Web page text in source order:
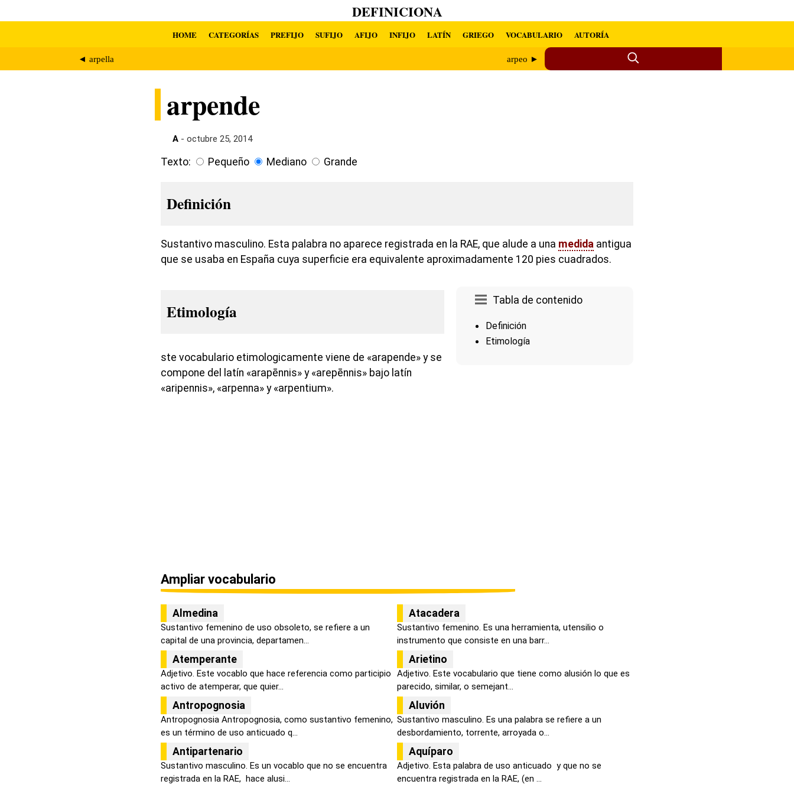
DEFINICIONA
HOME CATEGORÍAS PREFIJO SUFIJO AFIJO INFIJO LATÍN GRIEGO VOCABULARIO AUTORÍA
◄ arpella arpeo ►
arpende
A - octubre 25, 2014
Texto: Pequeño Mediano Grande
Definición
Sustantivo masculino. Esta palabra no aparece registrada en la RAE, que alude a una medida antigua
que se usaba en España cuya superficie era equivalente aproximadamente 120 pies cuadrados.
Tabla de contenido
Definición
Etimología
Etimología
ste vocabulario etimologicamente viene de «arapende» y se
compone del latín «arapēnnis» y «arepēnnis» bajo latín
«aripennis», «arpenna» y «arpentium».
Ampliar vocabulario
Almedina
Sustantivo femenino de uso obsoleto, se refiere a un
capital de una provincia, departamen...
Atacadera
Sustantivo femenino. Es una herramienta, utensilio o
instrumento que consiste en una barr...
Atemperante
Adjetivo. Este vocablo que hace referencia como participio
activo de atemperar, que quier...
Arietino
Adjetivo. Este vocabulario que tiene como alusión lo que es
parecido, similar, o semejant...
Antropognosia
Antropognosia Antropognosia, como sustantivo femenino,
es un término de uso anticuado q...
Aluvión
Sustantivo masculino. Es una palabra se refiere a un
desbordamiento, torrente, arroyada o...
Antipartenario
Sustantivo masculino. Es un vocablo que no se encuentra
registrada en la RAE, hace alusi...
Aquíparo
Adjetivo. Esta palabra de uso anticuado y que no se
encuentra registrada en la RAE, (en ...